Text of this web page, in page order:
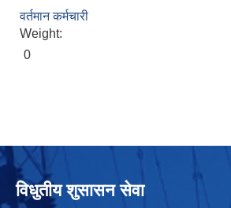
वर्तमान कर्मचारी
Weight:
0
विधुतीय शुसासन सेवा